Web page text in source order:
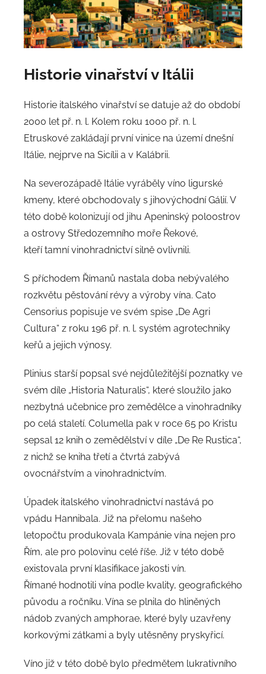
Historie vinařství v Itálii
Historie italského vinařství se datuje až do období
2000 let př. n. l. Kolem roku 1000 př. n. l.
Etruskové zakládají první vinice na území dnešní
Itálie, nejprve na Sicílii a v Kalábrii.
Na severozápadě Itálie vyráběly víno ligurské
kmeny, které obchodovaly s jihovýchodní Gálií. V
této době kolonizují od jihu Apeninský poloostrov
a ostrovy Středozemního moře Řekové,
kteří tamní vinohradnictví silně ovlivnili.
S příchodem Římanů nastala doba nebývalého
rozkvětu pěstování révy a výroby vína. Cato
Censorius popisuje ve svém spise „De Agri
Cultura“ z roku 196 př. n. l. systém agrotechniky
keřů a jejich výnosy.
Plinius starší popsal své nejdůležitější poznatky ve
svém díle „Historia Naturalis“, které sloužilo jako
nezbytná učebnice pro zemědělce a vinohradníky
po celá staletí. Columella pak v roce 65 po Kristu
sepsal 12 knih o zemědělství v díle „De Re Rustica“,
z nichž se kniha třetí a čtvrtá zabývá
ovocnářstvím a vinohradnictvím.
Úpadek italského vinohradnictví nastává po
vpádu Hannibala. Již na přelomu našeho
letopočtu produkovala Kampánie vína nejen pro
Řím, ale pro polovinu celé říše. Již v této době
existovala první klasifikace jakosti vín.
Římané hodnotili vína podle kvality, geografického
původu a ročníku. Vína se plnila do hliněných
nádob zvaných amphorae, které byly uzavřeny
korkovými zátkami a byly utěsněny pryskyřicí.
Víno již v této době bylo předmětem lukrativního